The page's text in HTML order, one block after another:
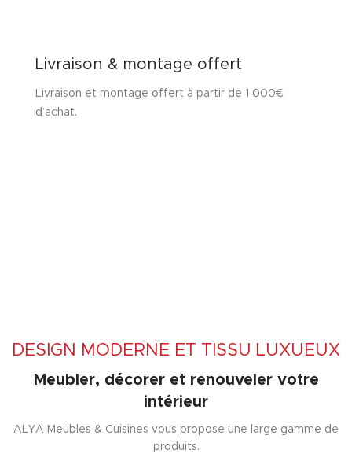
Livraison & montage offert
Livraison et montage offert à partir de 1 000€
d’achat.
DESIGN MODERNE ET TISSU LUXUEUX
Meubler, décorer et renouveler votre
intérieur
ALYA Meubles & Cuisines vous propose une large gamme de
produits.